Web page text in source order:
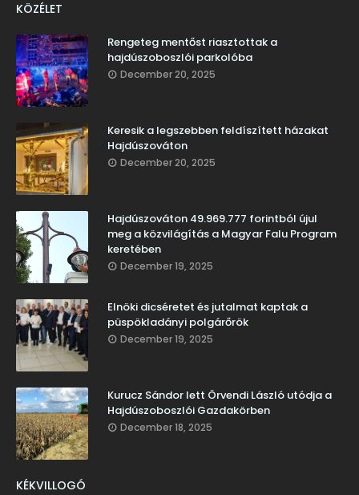
KÖZÉLET
Rengeteg mentőst riasztottak a
hajdúszoboszlói parkolóba
December 20, 2025
Keresik a legszebben feldíszített házakat
Hajdúszováton
December 20, 2025
Hajdúszováton 49.969.777 forintból újul
meg a közvilágítás a Magyar Falu Program
keretében
December 19, 2025
Elnöki dicséretet és jutalmat kaptak a
püspökladányi polgárőrök
December 19, 2025
Kurucz Sándor lett Örvendi László utódja a
Hajdúszoboszlói Gazdakörben
December 18, 2025
KÉKVILLOGÓ